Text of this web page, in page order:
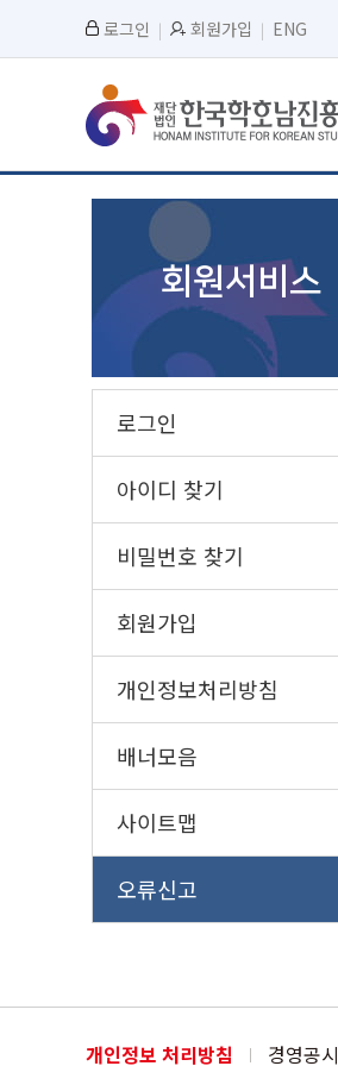
로그인 회원가입 ENG
회원서비스
로그인
아이디 찾기
비밀번호 찾기
회원가입
개인정보처리방침
배너모음
사이트맵
오류신고
개인정보 처리방침 경영공시